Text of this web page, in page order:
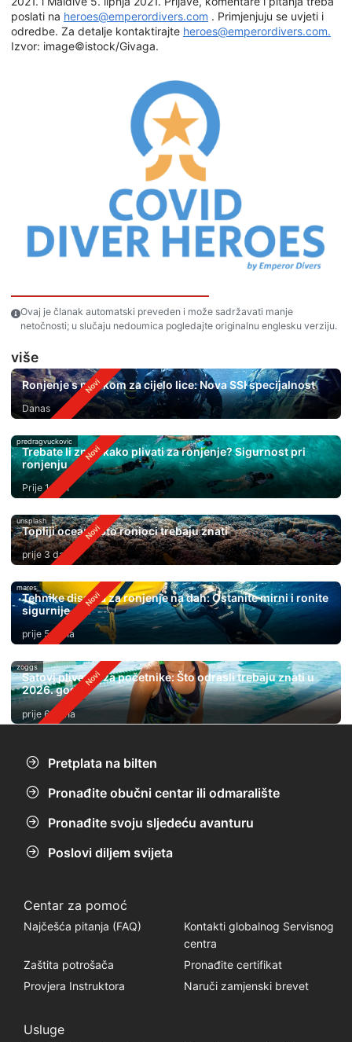
poslati na heroes@emperordivers.com . Primjenjuju se uvjeti i
odredbe. Za detalje kontaktirajte heroes@emperordivers.com.
Izvor: image©istock/Givaga.
Ovaj je članak automatski preveden i može sadržavati manje
netočnosti; u slučaju nedoumica pogledajte originalnu englesku verziju.
više
Ronjenje s maskom za cijelo lice: Nova SSI specijalnost
Danas
predragvuckovic
Trebate li znati kako plivati ​​za ronjenje? Sigurnost pri
ronjenju
Prije 1 dan
unsplash
Topliji oceani: Što ronioci trebaju znati
prije 3 dana
mares
Tehnike disanja za ronjenje na dah: Ostanite mirni i ronite
sigurnije
prije 5 dana
zoggs
Satovi plivanja za početnike: Što odrasli trebaju znati u
2026. godini
prije 6 dana
Pretplata na bilten
Pronađite obučni centar ili odmaralište
Pronađite svoju sljedeću avanturu
Poslovi diljem svijeta
Centar za pomoć
Najčešća pitanja (FAQ)
Kontakti globalnog Servisnog
centra
Zaštita potrošača
Pronađite certifikat
Provjera Instruktora
Naruči zamjenski brevet
Usluge